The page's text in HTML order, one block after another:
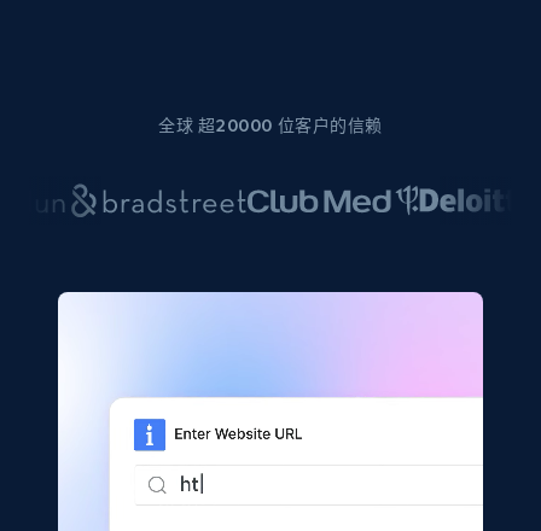
全球 超20000 位客户的信赖